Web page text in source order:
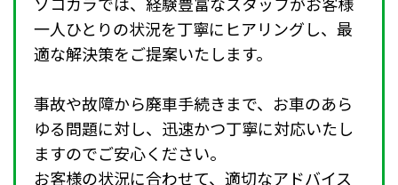
一人ひとりの状況を丁寧にヒアリングし、最
適な解決策をご提案いたします。
事故や故障から廃車手続きまで、お車のあら
ゆる問題に対し、迅速かつ丁寧に対応いたし
ますのでご安心ください。
お客様の状況に合わせて、適切なアドバイス